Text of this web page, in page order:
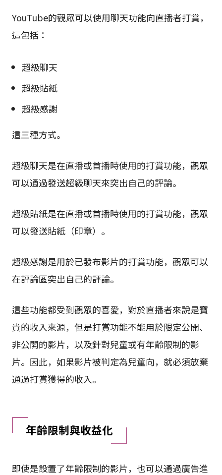
YouTube的觀眾可以使用聊天功能向直播者打賞，
這包括：
超級聊天
超級貼紙
超級感謝
這三種方式。
超級聊天是在直播或首播時使用的打賞功能，觀眾
可以通過發送超級聊天來突出自己的評論。
超級貼紙是在直播或首播時使用的打賞功能，觀眾
可以發送貼紙（印章）。
超級感謝是用於已發布影片的打賞功能，觀眾可以
在評論區突出自己的評論。
這些功能都受到觀眾的喜愛，對於直播者來說是寶
貴的收入來源，但是打賞功能不能用於限定公開、
非公開的影片，以及針對兒童或有年齡限制的影
片。因此，如果影片被判定為兒童向，就必須放棄
通過打賞獲得的收入。
年齡限制與收益化
即使是設置了年齡限制的影片，也可以通過廣告進